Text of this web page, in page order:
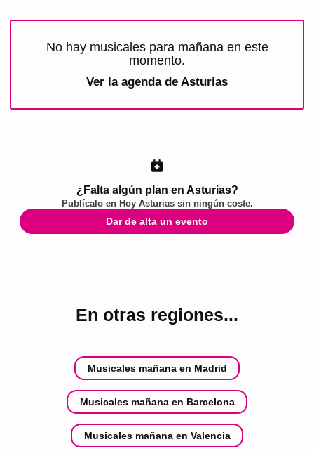
No hay musicales para mañana en este
momento.
Ver la agenda de Asturias
¿Falta algún plan en Asturias?
Publícalo en Hoy Asturiassin ningún coste.
Dar de alta un evento
En otras regiones...
Musicales mañana en Madrid
Musicales mañana en Barcelona
Musicales mañana en Valencia